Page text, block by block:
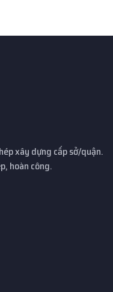
xây dựng cấp sở/quận.
hoàn công.